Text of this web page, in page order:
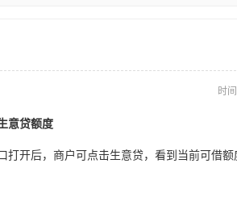
时
意贷额度
打开后，商户可点击生意贷，看到当前可借